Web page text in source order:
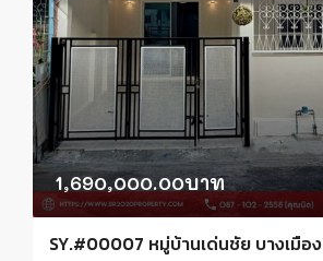
1,690,000.00บาท
SY.#00007 หมู่บ้านเด่นชัย บางเมือง